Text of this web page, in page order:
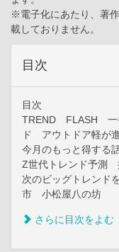
※電子化にあたり、著
載しておりません。
目次
目次
TREND FLASH 一
ド アウトドア軽が
今月のもっと得する
Z世代トレンド予測
次のビッグトレンド
市 小松屋八の坊
さらに目次をよむ